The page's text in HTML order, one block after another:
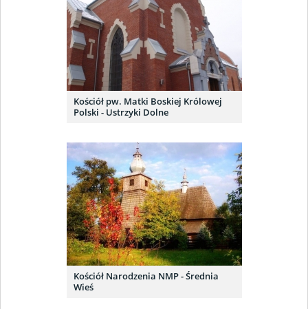
Kościół pw. Matki Boskiej Królowej
Polski - Ustrzyki Dolne
Kościół Narodzenia NMP - Średnia
Wieś